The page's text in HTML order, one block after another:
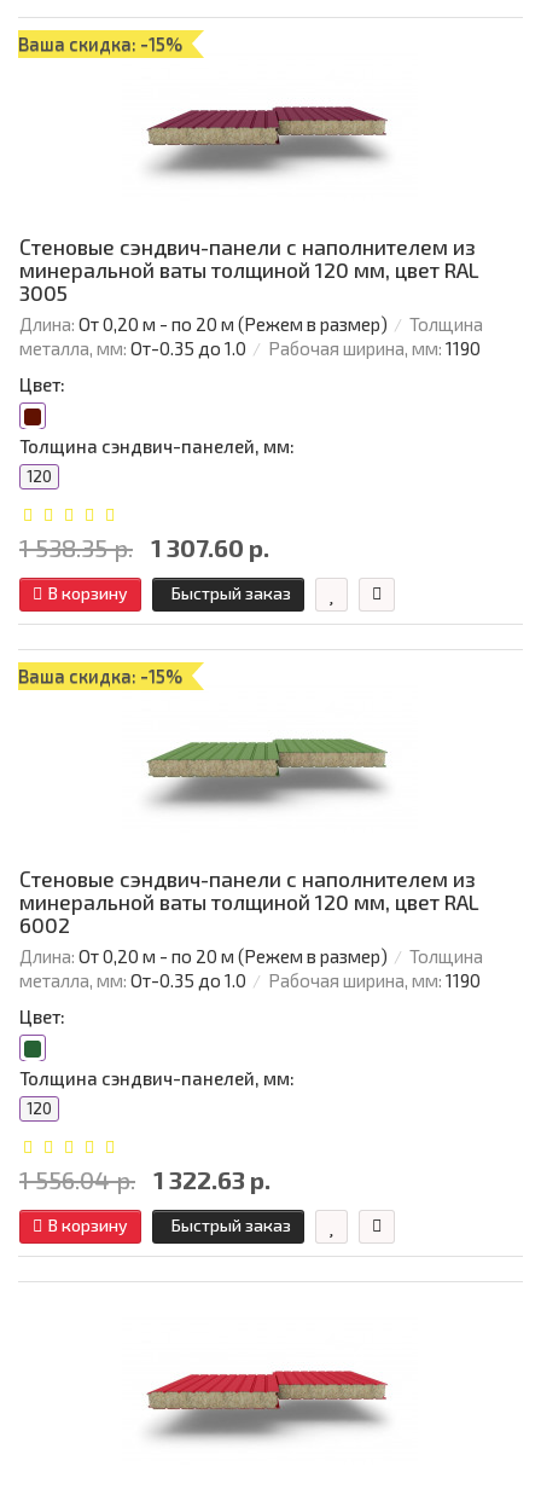
Ваша скидка: -15%
Стеновые сэндвич-панели с наполнителем из
минеральной ваты толщиной 120 мм, цвет RAL
3005
Длина: От 0,20 м - по 20 м (Режем в размер)
Толщина
металла, мм: От-0.35 до 1.0 Рабочая ширина, мм: 1190
Цвет:
Толщина сэндвич-панелей, мм:
120
1 538.35 р. 1 307.60 р.
В корзину Быстрый заказ
Ваша скидка: -15%
Стеновые сэндвич-панели с наполнителем из
минеральной ваты толщиной 120 мм, цвет RAL
6002
Длина: От 0,20 м - по 20 м (Режем в размер)
Толщина
металла, мм: От-0.35 до 1.0 Рабочая ширина, мм: 1190
Цвет:
Толщина сэндвич-панелей, мм:
120
1 556.04 р. 1 322.63 р.
В корзину Быстрый заказ